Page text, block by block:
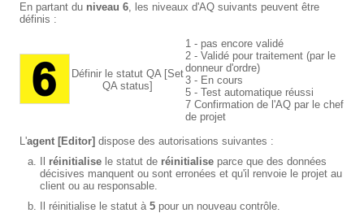
En partant du niveau 6, les niveaux d'AQ suivants peuvent être
définis :
Définir le statut QA [Set
QA status]
1 - pas encore validé
2 - Validé pour traitement (par le
donneur d'ordre)
3 - En cours
5 - Test automatique réussi
7 Confirmation de l'AQ par le chef
de projet
L'agent [Editor] dispose des autorisations suivantes :
réinitialise le statut de réinitialise parce que des données
décisives manquent ou sont erronées et qu'il renvoie le projet au
client ou au responsable.
Il réinitialise le statut à 5 pour un nouveau contrôle.